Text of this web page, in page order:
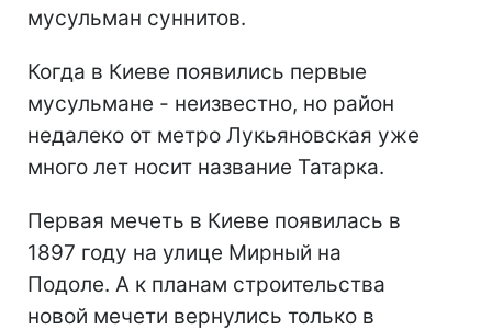
мусульман суннитов.
Когда в Киеве появились первые
мусульмане - неизвестно, но район
недалеко от метро Лукьяновская уже
много лет носит название Татарка.
Первая мечеть в Киеве появилась в
1897 году на улице Мирный на
Подоле. А к планам строительства
новой мечети вернулись только в